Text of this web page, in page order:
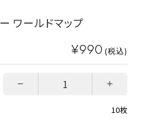
ワールドマップ
¥990 (税込)
− +
10枚